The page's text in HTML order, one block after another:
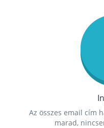
Az összes email cím
marad,